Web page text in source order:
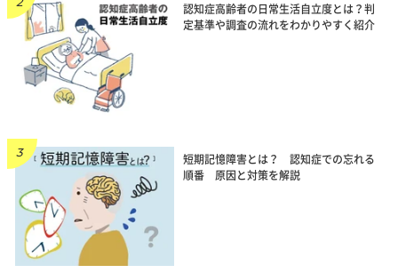
認知症高齢者の日常生活自立度とは？判
定基準や調査の流れをわかりやすく紹介
短期記憶障害とは？ 認知症での忘れる
順番 原因と対策を解説